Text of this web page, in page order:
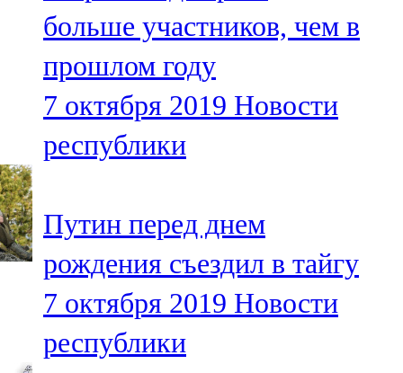
Кукмара
107,9 FM
Лениногорский
102,1 FM
106,2 FM
Минзәлә
107,3 FM
Мөслим
больше участников, чем в
прошлом году
7 октября 2019 Новости
республики
Путин перед днем
рождения съездил в тайгу
7 октября 2019 Новости
республики